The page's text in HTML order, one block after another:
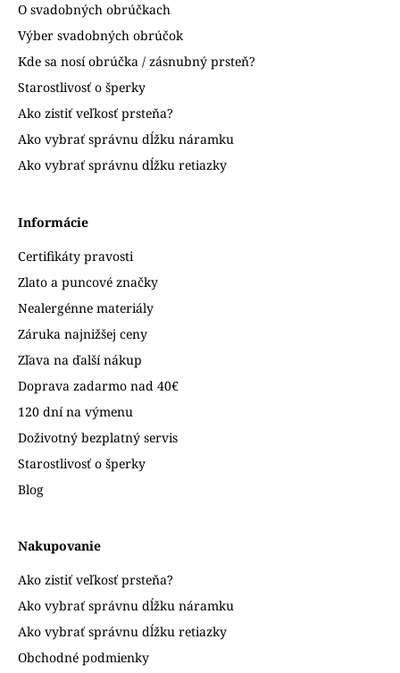
O svadobných obrúčkach
Výber svadobných obrúčok
Kde sa nosí obrúčka / zásnubný prsteň?
Starostlivosť o šperky
Ako zistiť veľkosť prsteňa?
Ako vybrať správnu dĺžku náramku
Ako vybrať správnu dĺžku retiazky
Informácie
Certifikáty pravosti
Zlato a puncové značky
Nealergénne materiály
Záruka najnižšej ceny
Zľava na ďalší nákup
Doprava zadarmo nad 40€
120 dní na výmenu
Doživotný bezplatný servis
Starostlivosť o šperky
Blog
Nakupovanie
Ako zistiť veľkosť prsteňa?
Ako vybrať správnu dĺžku náramku
Ako vybrať správnu dĺžku retiazky
Obchodné podmienky